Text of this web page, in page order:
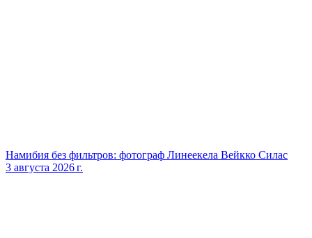
Намибия без фильтров: фотограф Линеекела Вейкко Силас
3 августа 2026 г.